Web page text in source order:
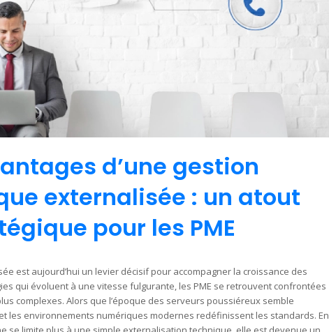
d’une gestion
externalisée : un atout
pour les PME
est aujourd’hui un levier décisif pour accompagner la croissance des
qui évoluent à une vitesse fulgurante, les PME se retrouvent confrontées
complexes. Alors que l’époque des serveurs poussiéreux semble
les environnements numériques modernes redéfinissent les standards. En